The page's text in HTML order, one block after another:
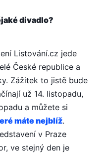
divadlo?
Listování.cz jede
České republice a
Zážitek to jistě bude
už 14. listopadu,
a můžete si
máte nejblíž.
v Praze
ve stejný den je